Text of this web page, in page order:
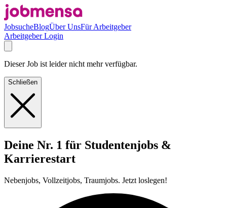
JobsucheBlogÜber UnsFür Arbeitgeber
Arbeitgeber Login
Dieser Job ist leider nicht mehr verfügbar.
Schließen
Deine Nr. 1 für Studentenjobs &
Karrierestart
Nebenjobs, Vollzeitjobs, Traumjobs. Jetzt loslegen!